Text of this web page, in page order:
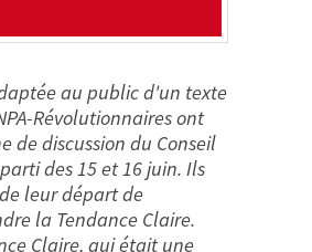
au public d'un texte
Révolutionnaires ont
de discussion du Conseil
des 15 et 16 juin. Ils
leur départ de
la Tendance Claire.
Claire, qui était une